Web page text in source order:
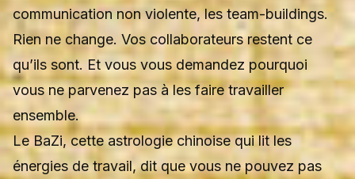
communication non violente, les team-buildings.
Rien ne change. Vos collaborateurs restent ce
qu’ils sont. Et vous vous demandez pourquoi
vous ne parvenez pas à les faire travailler
ensemble.
LeBaZi, cette astrologie chinoise qui lit les
énergies de travail, dit que vous ne pouvez pas